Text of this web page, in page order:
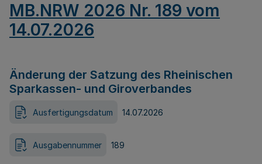
MB.NRW 2026 Nr. 189 vom
14.07.2026
Änderung der Satzung des Rheinischen
Sparkassen- und Giroverbandes
Ausfertigungsdatum 14.07.2026
Ausgabennummer 189